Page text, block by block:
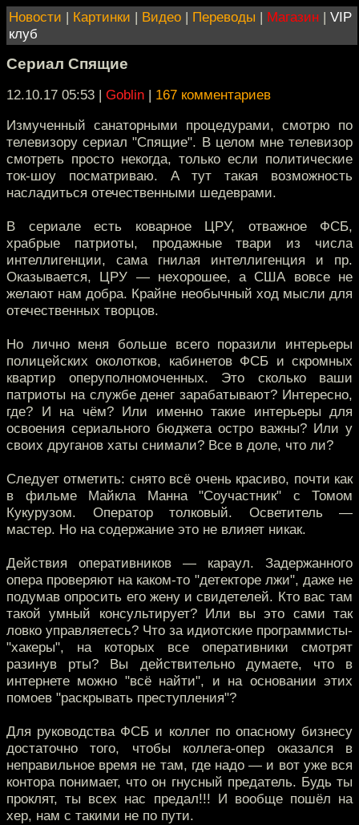
Новости | Картинки | Видео | Переводы | Магазин | VIP
клуб
Сериал Спящие
12.10.17 05:53 | Goblin | 167 комментариев
Измученный санаторными процедурами, смотрю по
телевизору сериал "Спящие". В целом мне телевизор
смотреть просто некогда, только если политические
ток-шоу посматриваю. А тут такая возможность
насладиться отечественными шедеврами.
В сериале есть коварное ЦРУ, отважное ФСБ,
храбрые патриоты, продажные твари из числа
интеллигенции, сама гнилая интеллигенция и пр.
Оказывается, ЦРУ — нехорошее, а США вовсе не
желают нам добра. Крайне необычный ход мысли для
отечественных творцов.
Но лично меня больше всего поразили интерьеры
полицейских околотков, кабинетов ФСБ и скромных
квартир оперуполномоченных. Это сколько ваши
патриоты на службе денег зарабатывают? Интересно,
где? И на чём? Или именно такие интерьеры для
освоения сериального бюджета остро важны? Или у
своих друганов хаты снимали? Все в доле, что ли?
Следует отметить: снято всё очень красиво, почти как
в фильме Майкла Манна "Соучастник" с Томом
Кукурузом. Оператор толковый. Осветитель —
мастер. Но на содержание это не влияет никак.
Действия оперативников — караул. Задержанного
опера проверяют на каком-то "детекторе лжи", даже не
подумав опросить его жену и свидетелей. Кто вас там
такой умный консультирует? Или вы это сами так
ловко управляетесь? Что за идиотские программисты-
"хакеры", на которых все оперативники смотрят
разинув рты? Вы действительно думаете, что в
интернете можно "всё найти", и на основании этих
помоев "раскрывать преступления"?
Для руководства ФСБ и коллег по опасному бизнесу
достаточно того, чтобы коллега-опер оказался в
неправильное время не там, где надо — и вот уже вся
контора понимает, что он гнусный предатель. Будь ты
проклят, ты всех нас предал!!! И вообще пошёл на
хер, нам с такими не по пути.